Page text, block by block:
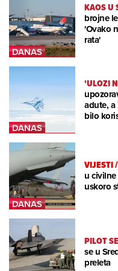
KAOS U
brojne
'Ovako
rata'
'ULOZI
adute,
bilo
VIJESTI/
u
uskoro
PILOT
se u
preleta